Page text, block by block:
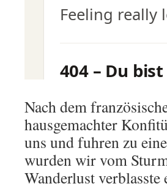
Nach dem
hausgemachter
uns und fuhren zu
wurden wir vom
Wanderlust